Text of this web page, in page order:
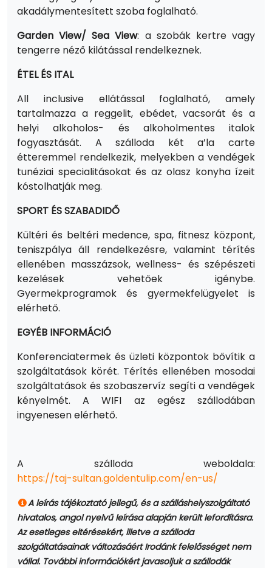
akadálymentesített szoba foglalható.
Garden View/ Sea View: a szobák kertre vagy
tengerre néző kilátással rendelkeznek.
ÉTEL ÉS ITAL
All inclusive ellátással foglalható, amely
tartalmazza a reggelit, ebédet, vacsorát és a
helyi alkoholos- és alkoholmentes italok
fogyasztását. A szálloda két a’la carte
étteremmel rendelkezik, melyekben a vendégek
tunéziai specialitásokat és az olasz konyha ízeit
kóstolhatják meg.
SPORT ÉS SZABADIDŐ
Kültéri és beltéri medence, spa, fitnesz központ,
teniszpálya áll rendelkezésre, valamint térítés
ellenében masszázsok, wellness- és szépészeti
kezelések vehetőek igénybe.
Gyermekprogramok és gyermekfelügyelet is
elérhető.
EGYÉB INFORMÁCIÓ
Konferenciatermek és üzleti központok bővítik a
szolgáltatások körét. Térítés ellenében mosodai
szolgáltatások és szobaszervíz segíti a vendégek
kényelmét. A WIFI az egész szállodában
ingyenesen elérhető.
A szálloda weboldala:
https://taj-sultan.goldentulip.com/en-us/
A leírás tájékoztató jellegű, és a szálláshelyszolgáltató
hivatalos, angol nyelvű leírása alapján került lefordításra.
Az esetleges eltérésekért, illetve a szálloda
szolgáltatásainak változásáért Irodánk felelősséget nem
vállal. További információkért javasoljuk a szállodák